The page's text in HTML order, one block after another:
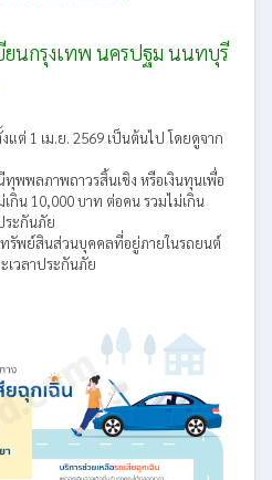
ยนกรุงเทพ นครปฐม นนทบุรี
แต่ 1 เม.ย. 2569 เป็นต้นไป โดยดูจาก
พพลภาพถาวรสิ้นเชิง หรือเงินทุนเพื่อ
กิน 10,000 บาท ต่อคน รวมไม่เกิน
ระกันภัย
ทรัพย์สินส่วนบุคคลที่อยู่ภายในรถยนต์
เวลาประกันภัย